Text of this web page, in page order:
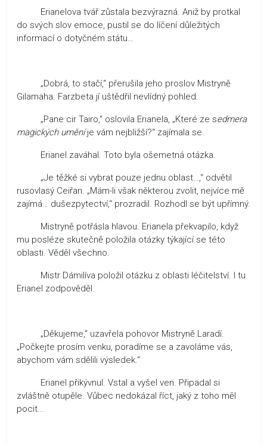
Erianelova tvář zůstala bezvýrazná. Aniž by protkal
do svých slov emoce, pustil se do líčení důležitých
informací o dotyčném státu…
„Dobrá, to stačí,“ přerušila jeho proslov Mistryně
Gilamaha. Farzbeta jí uštědřil nevlídný pohled.
„Pane cir Tairo,“ oslovila Erianela, „Které ze sedmera
magických uměníje vám nejbližší?“ zajímala se.
Erianel zaváhal. Toto byla ošemetná otázka.
„Je těžké si vybrat pouze jednu oblast…,“ odvětil
rusovlasý Ceiřan. „Mám-li však některou zvolit, nejvíce mě
zajímá… dušezpytectví,“ prozradil. Rozhodl se být upřímný.
Mistryně potřásla hlavou. Erianela překvapilo, když
mu posléze skutečně položila otázky týkající se této
oblasti. Věděl všechno.
Mistr Dámilíva položil otázku z oblasti léčitelství. I tu
Erianel zodpověděl.
„Děkujeme,“ uzavřela pohovor Mistryně Laradí.
„Počkejte prosím venku, poradíme se a zavoláme vás,
abychom vám sdělili výsledek.“
Erianel přikývnul. Vstal a vyšel ven. Připadal si
zvláštně otupěle. Vůbec nedokázal říct, jaký z toho měl
pocit...